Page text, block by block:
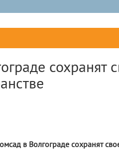
сохранят
в Волгограде сохранят